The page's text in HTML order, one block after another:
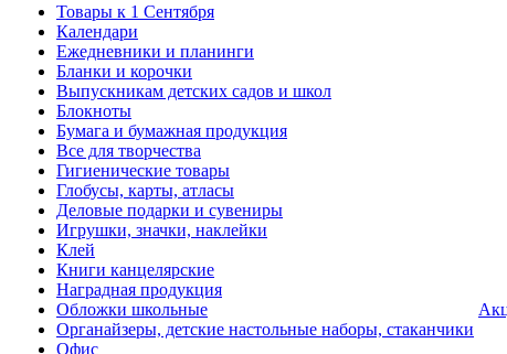
Товары к 1 Сентября
Календари
Ежедневники и планинги
Бланки и корочки
Выпускникам детских садов и школ
Блокноты
Бумага и бумажная продукция
Все для творчества
Гигиенические товары
Глобусы, карты, атласы
Деловые подарки и сувениры
Игрушки, значки, наклейки
Клей
Книги канцелярские
Наградная продукция
Обложки школьные
Органайзеры, детские настольные наборы, стаканчики
Офис